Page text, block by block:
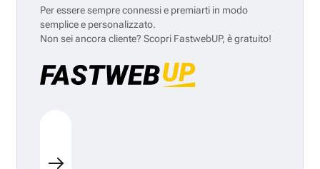
Per essere sempre connessi e premiarti in modo
semplice e personalizzato.
Non sei ancora cliente? Scopri FastwebUP, è gratuito!